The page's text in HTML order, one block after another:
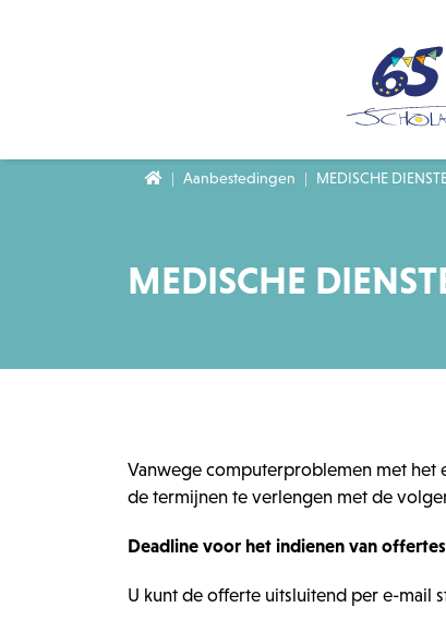
Aanbestedingen MEDISCHE
MEDISCHE
Vanwege computerproblemen met het
de termijnen te verlengen met de
Deadline voor het indienen van
U kunt de offerte uitsluitend per e-mail